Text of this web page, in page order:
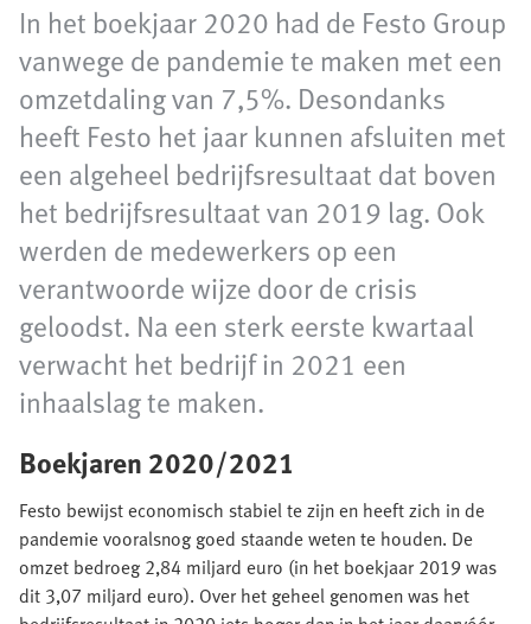
In het boekjaar 2020 had de Festo Group
vanwege de pandemie te maken met een
omzetdaling van 7,5%. Desondanks
heeft Festo het jaar kunnen afsluiten met
een algeheel bedrijfsresultaat dat boven
het bedrijfsresultaat van 2019 lag. Ook
werden de medewerkers op een
verantwoorde wijze door de crisis
geloodst. Na een sterk eerste kwartaal
verwacht het bedrijf in 2021 een
inhaalslag te maken.
Boekjaren 2020/2021
Festo bewijst economisch stabiel te zijn en heeft zich in de
pandemie vooralsnog goed staande weten te houden. De
omzet bedroeg 2,84 miljard euro (in het boekjaar 2019 was
dit 3,07 miljard euro). Over het geheel genomen was het